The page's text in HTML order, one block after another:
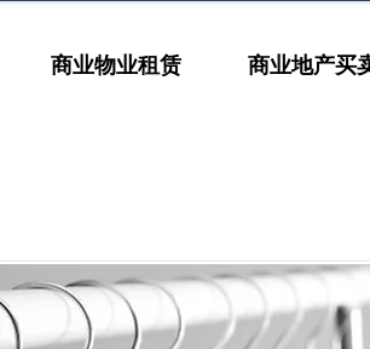
商业物业租赁 商业地产买